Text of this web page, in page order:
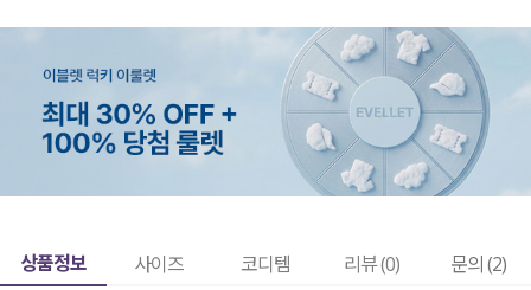
상품정보 사이즈 코디템 리뷰 (0) 문의 (2)